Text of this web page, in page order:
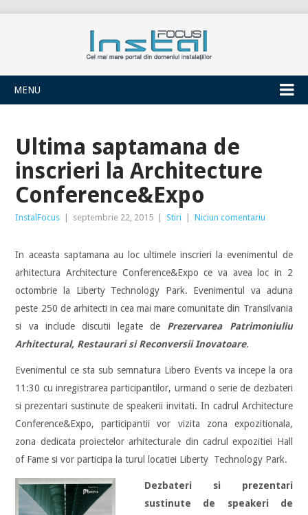
INSTALFOCUS
MENU
Ultima saptamana de
inscrieri la Architecture
Conference&Expo
InstalFocus septembrie 22, 2015 Stiri Niciun comentariu
In aceasta saptamana au loc ultimele inscrieri la evenimentul de
arhitectura Architecture Conference&Expo ce va avea loc in 2
octombrie la Liberty Technology Park. Evenimentul va aduna
peste 250 de arhitecti in cea mai mare comunitate din Transilvania
si va include discutii legate de Prezervarea Patrimoniuliu
Arhitectural, Restaurari si Reconversii Inovatoare.
Evenimentul ce sta sub semnatura Libero Events va incepe la ora
11:30 cu inregistrarea participantilor, urmand o serie de dezbateri
si prezentari sustinute de speakerii invitati. In cadrul Architecture
Conference&Expo, participantii vor vizita zona expozitionala,
zona dedicata proiectelor arhitecturale din cadrul expozitiei Hall
of Fame si vor participa la turul locatiei Liberty Technology Park.
Dezbateri si prezentari
sustinute de speakeri de